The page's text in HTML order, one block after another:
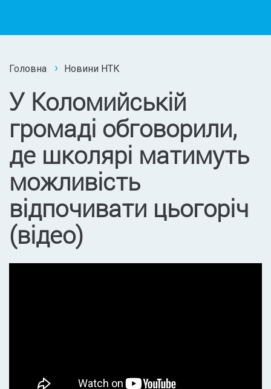
Головна Новини НТК
У Коломийській
громаді обговорили,
де школярі матимуть
можливість
відпочивати цьогоріч
(відео)